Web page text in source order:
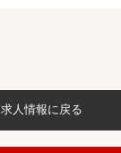
求人情報に戻る